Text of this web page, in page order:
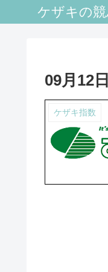
ケザキの
09月12
ケザキ指数